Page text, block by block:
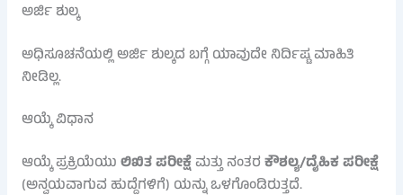
ಅರ್ಜಿ ಶುಲ್ಕ
ಅಧಿಸೂಚನೆಯಲ್ಲಿ ಅರ್ಜಿ ಶುಲ್ಕದ ಬಗ್ಗೆ ಯಾವುದೇ ನಿರ್ದಿಷ್ಟ ಮಾಹಿತಿ
ನೀಡಿಲ್ಲ.
ಆಯ್ಕೆ ವಿಧಾನ
ಆಯ್ಕೆ ಪ್ರಕ್ರಿಯೆಯುಲಿಖಿತ ಪರೀಕ್ಷೆಮತ್ತು ನಂತರಕೌಶಲ್ಯ/ದೈಹಿಕ ಪರೀಕ್ಷೆ
(ಅನ್ವಯವಾಗುವ ಹುದ್ದೆಗಳಿಗೆ) ಯನ್ನು ಒಳಗೊಂಡಿರುತ್ತದೆ.